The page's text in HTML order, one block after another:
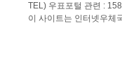
TEL) 우표포털 관련 :
이 사이트는 인터넷우체